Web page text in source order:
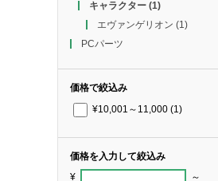
キャラクター(1)
エヴァンゲリオン (1)
PCパーツ
価格で絞込み
¥10,001～11,000 (1)
価格を入力して絞込み
¥ ～